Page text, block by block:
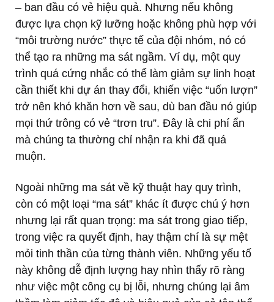
– ban đầu có vẻ hiệu quả. Nhưng nếu không
được lựa chọn kỹ lưỡng hoặc không phù hợp với
“môi trường nước” thực tế của đội nhóm, nó có
thể tạo ra những ma sát ngầm. Ví dụ, một quy
trình quá cứng nhắc có thể làm giảm sự linh hoạt
cần thiết khi dự án thay đổi, khiến việc “uốn lượn”
trở nên khó khăn hơn về sau, dù ban đầu nó giúp
mọi thứ trông có vẻ “trơn tru”. Đây là chi phí ẩn
mà chúng ta thường chỉ nhận ra khi đã quá
muộn.
Ngoài những ma sát về kỹ thuật hay quy trình,
còn có một loại “ma sát” khác ít được chú ý hơn
nhưng lại rất quan trọng: ma sát trong giao tiếp,
trong việc ra quyết định, hay thậm chí là sự mệt
mỏi tinh thần của từng thành viên. Những yếu tố
này không dễ định lượng hay nhìn thấy rõ ràng
như việc một công cụ bị lỗi, nhưng chúng lại âm